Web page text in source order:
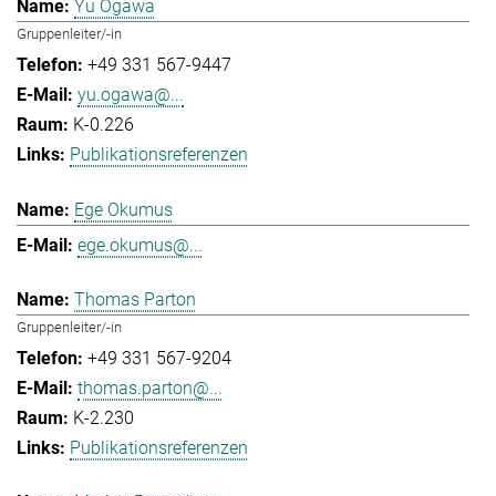
Yu Ogawa
Gruppenleiter/-in
+49 331 567-9447
yu.ogawa@...
K-0.226
Publikationsreferenzen
Ege Okumus
ege.okumus@...
Thomas Parton
Gruppenleiter/-in
+49 331 567-9204
thomas.parton@...
K-2.230
Publikationsreferenzen